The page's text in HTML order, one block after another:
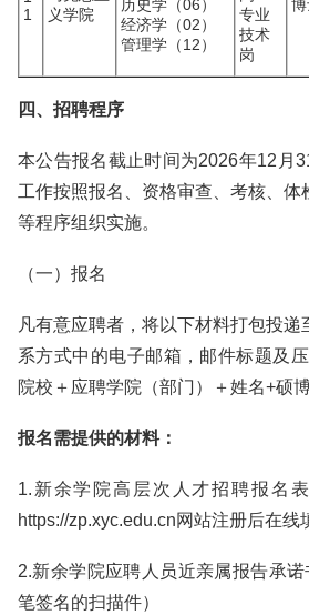
1
义学院
历史学（06）
经济学（02）
管理学（12）
专业
技术
岗
四、招聘程序
本公告报名截止时间为2026年12月
工作按照报名、资格审查、考核、体
等程序组织实施。
（一）报名
凡有意应聘者，将以下材料打包投递
系方式中的电子邮箱，邮件标题及
院校＋应聘学院（部门）＋姓名+硕博
报名需提供的材料：
1.新余学院高层次人才招聘报名
https://zp.xyc.edu.cn网站注册后在线
2.新余学院应聘人员近亲属报告承
笔签名的扫描件）